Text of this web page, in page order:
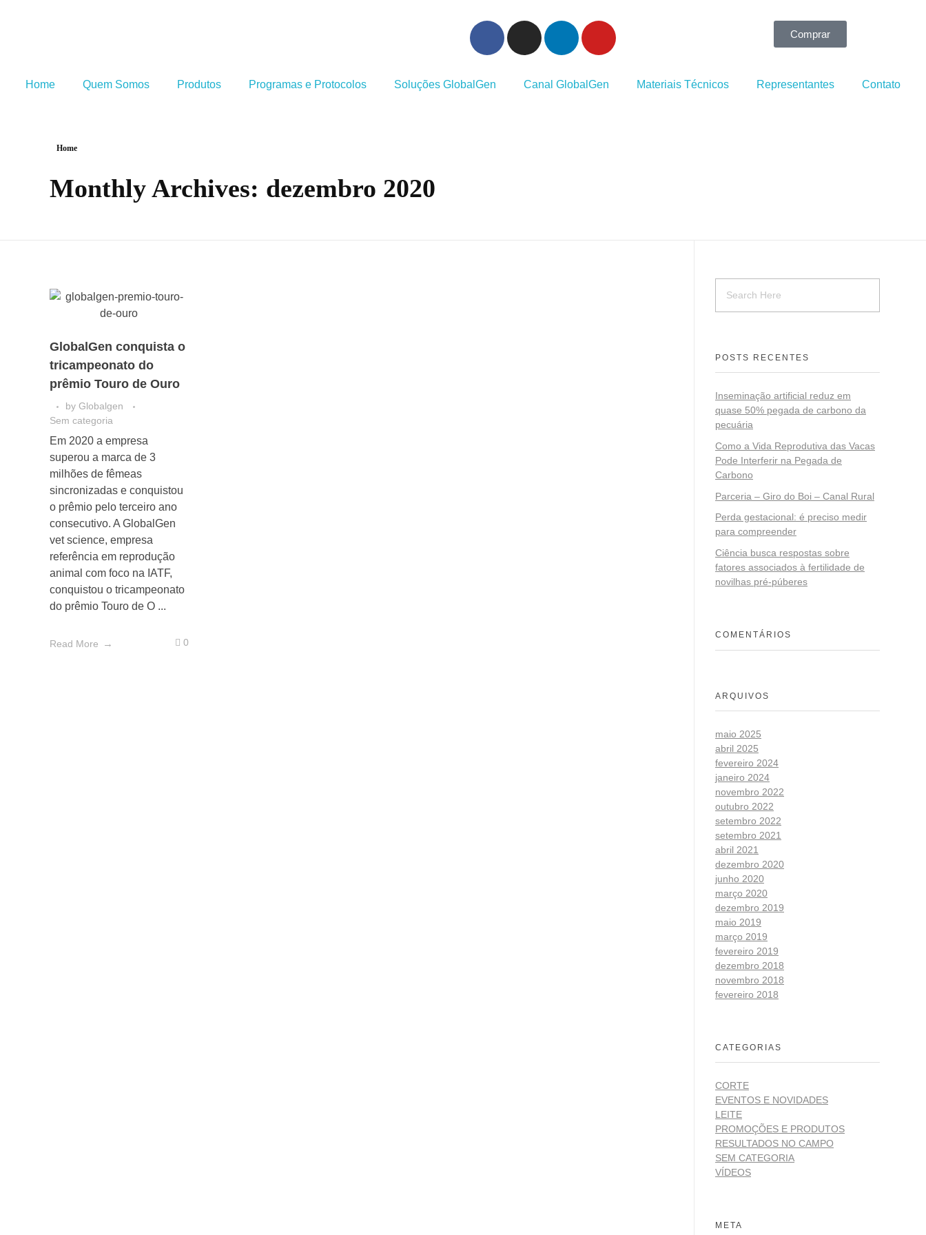
Comprar
Home Quem Somos Produtos Programas e Protocolos Soluções GlobalGen Canal GlobalGen Materiais Técnicos Representantes Contato
Home
Monthly Archives: dezembro 2020
GlobalGen conquista o
tricampeonato do
prêmio Touro de Ouro
by Globalgen
Sem categoria
Em 2020 a empresa
superou a marca de 3
milhões de fêmeas
sincronizadas e conquistou
o prêmio pelo terceiro ano
consecutivo. A GlobalGen
vet science, empresa
referência em reprodução
animal com foco na IATF,
conquistou o tricampeonato
do prêmio Touro de O ...
Read More 0
POSTS RECENTES
Inseminação artificial reduz em
quase 50% pegada de carbono da
pecuária
Como a Vida Reprodutiva das Vacas
Pode Interferir na Pegada de
Carbono
Parceria – Giro do Boi – Canal Rural
Perda gestacional: é preciso medir
para compreender
Ciência busca respostas sobre
fatores associados à fertilidade de
novilhas pré-púberes
COMENTÁRIOS
ARQUIVOS
maio 2025
abril 2025
fevereiro 2024
janeiro 2024
novembro 2022
outubro 2022
setembro 2022
setembro 2021
abril 2021
dezembro 2020
junho 2020
março 2020
dezembro 2019
maio 2019
março 2019
fevereiro 2019
dezembro 2018
novembro 2018
fevereiro 2018
CATEGORIAS
CORTE
EVENTOS E NOVIDADES
LEITE
PROMOÇÕES E PRODUTOS
RESULTADOS NO CAMPO
SEM CATEGORIA
VÍDEOS
META